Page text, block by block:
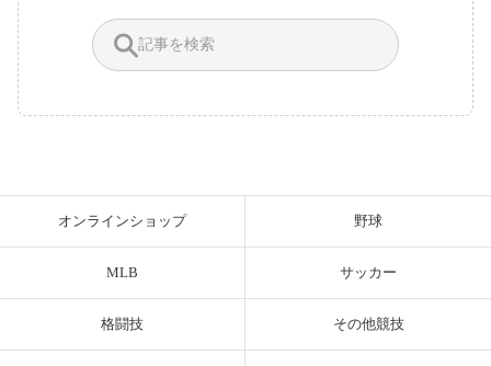
オンラインショップ 野球
MLB サッカー
格闘技 その他競技